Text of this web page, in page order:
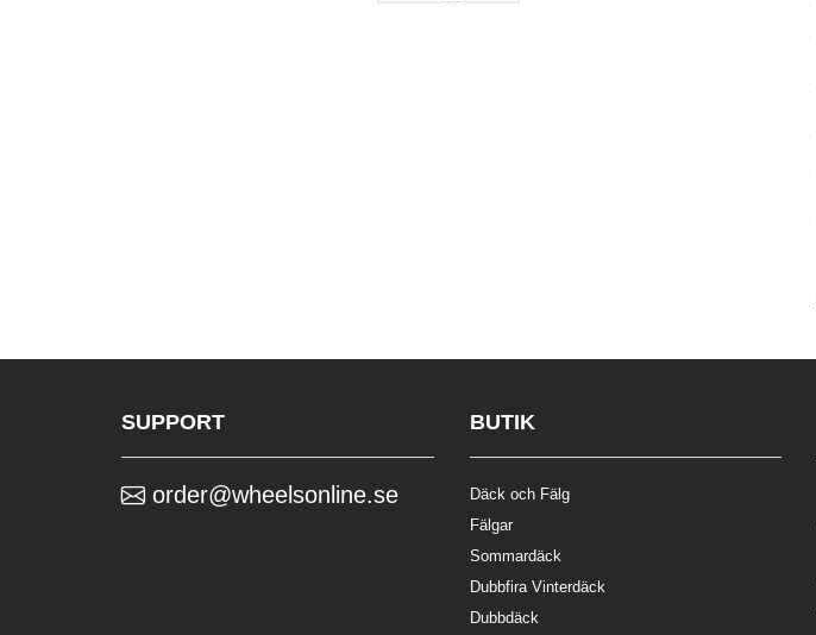
SUPPORT
order@wheelsonline.se
BUTIK
Däck och Fälg
Fälgar
Sommardäck
Dubbfira Vinterdäck
Dubbdäck